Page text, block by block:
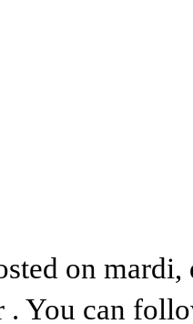
on
. You can